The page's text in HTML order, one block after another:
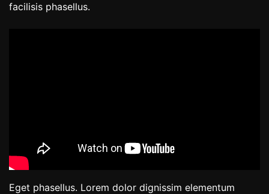
facilisis phasellus.
Eget phasellus. Lorem dolor dignissim elementum